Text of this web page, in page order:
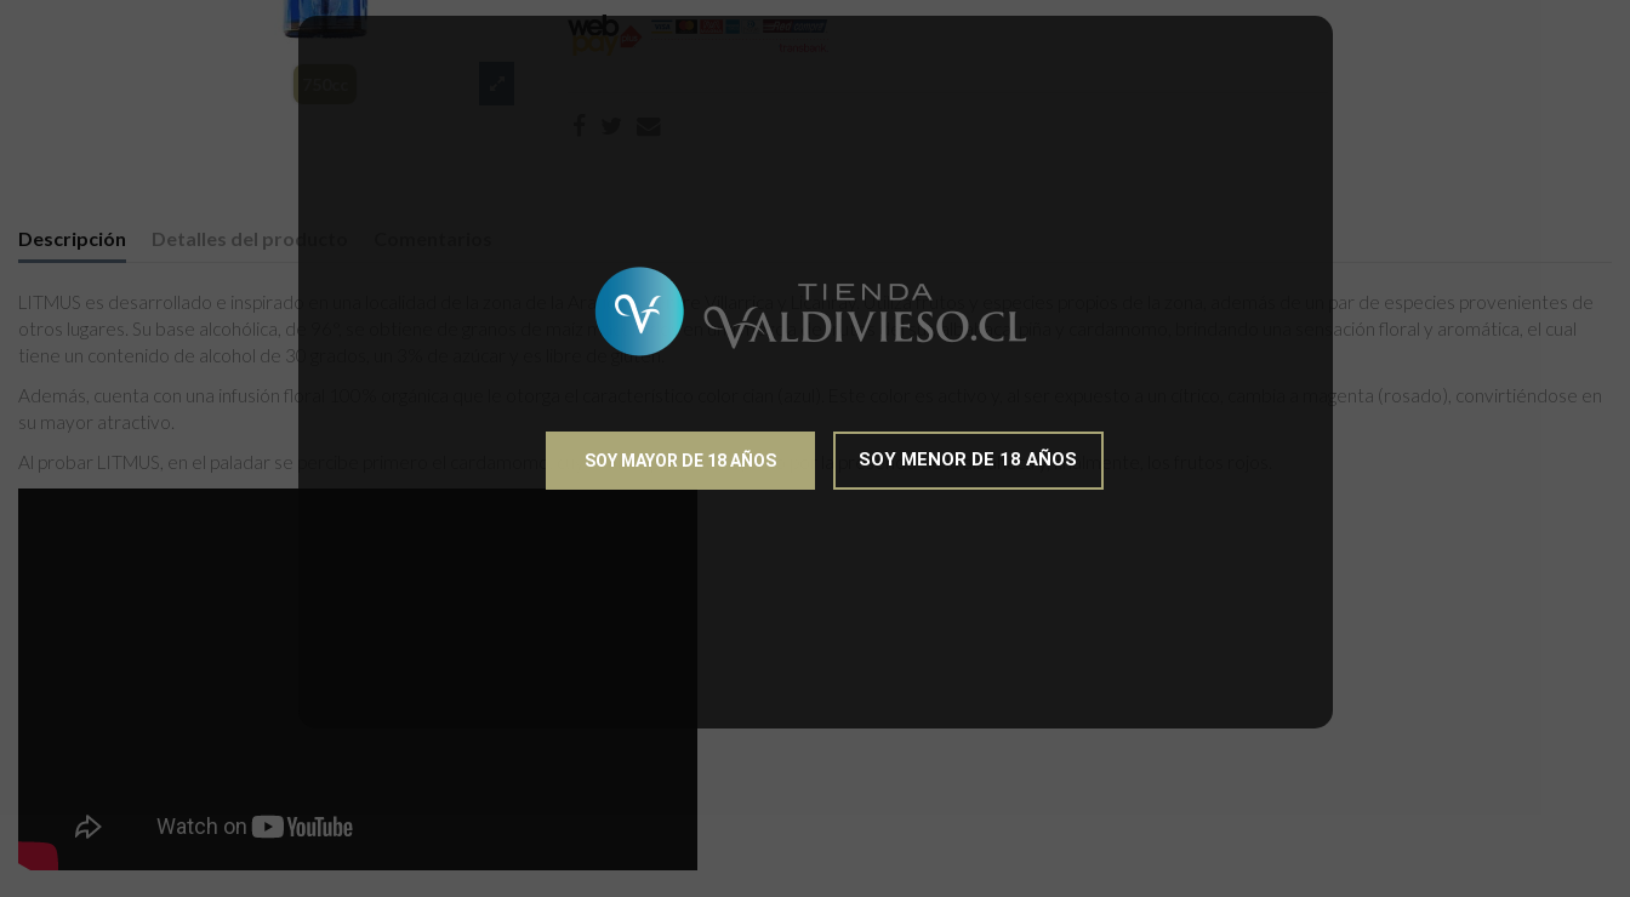
Descripción Detalles del producto
LITMUS es desarrollado e inspirado en una localidad de la zona de la Araucanía, entre Villarrica y Licanray. Utiliza frutos y especies propios de la zona, además de un par de especies provenientes de
otros lugares. Su base alcohólica, de 96°, se obtiene de granos de maíz macerados en una mezcla de frutos del sur, albahaca, piña y cardamomo, brindando una sensación floral y aromática, el cual
tiene un contenido de alcohol de 30 grados, un 3% de azúcar y es libre de gluten.
Además, cuenta con una infusión floral 100% orgánica que le otorga el característico color cian (azul). Este color es activo y, al ser expuesto a un cítrico, cambia a magenta (rosado), convirtiéndose en
su mayor atractivo.
Al probar LITMUS, en el paladar se percibe primero el cardamomo, cuyo sabor perdura, seguido por la presencia de la albahaca y, finalmente, los frutos rojos.
SOY MAYOR DE 18 AÑOS SOY MENOR DE 18 AÑOS